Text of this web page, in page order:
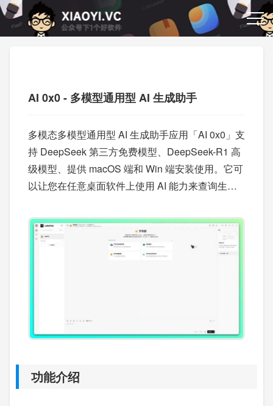
AI 0x0 - 多模型通用型 AI 生成助手
多模态多模型通用型 AI 生成助手应用「AI 0x0」支
持 DeepSeek 第三方免费模型、DeepSeek-R1 高
级模型、提供 macOS 端和 Win 端安装使用。它可
以让您在任意桌面软件上使用 AI 能力来查询生成
更高效地完成工作。
功能介绍